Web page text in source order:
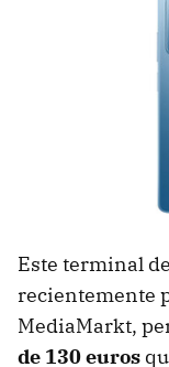
Este terminal de
recientemente
MediaMarkt,
de 130 euros